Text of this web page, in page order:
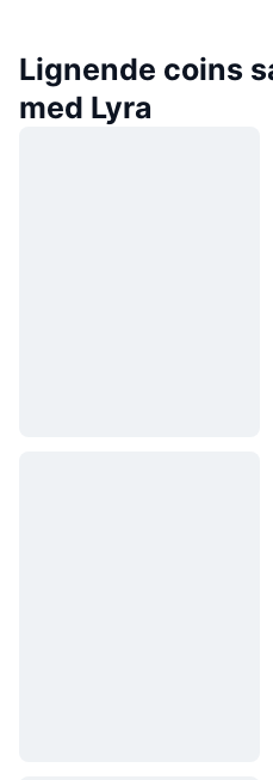
Lignende coins
med Lyra